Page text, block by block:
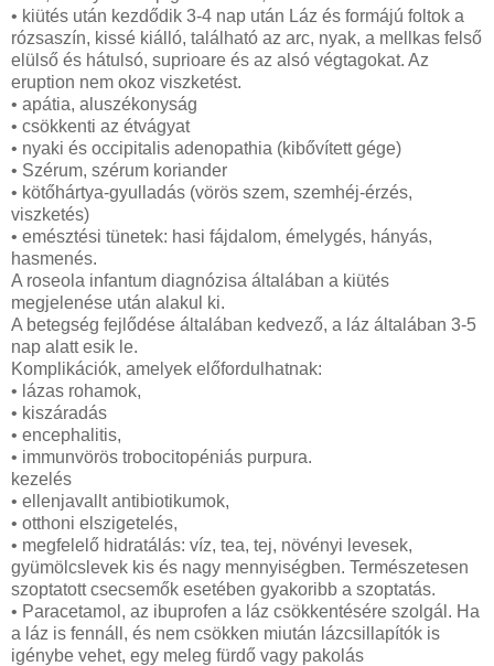
• kiütés után kezdődik 3-4 nap után Láz és formájú foltok a
rózsaszín, kissé kiálló, található az arc, nyak, a mellkas felső
elülső és hátulsó, suprioare és az alsó végtagokat. Az
eruption nem okoz viszketést.
• apátia, aluszékonyság
• csökkenti az étvágyat
• nyaki és occipitalis adenopathia (kibővített gége)
• Szérum, szérum koriander
• kötőhártya-gyulladás (vörös szem, szemhéj-érzés,
viszketés)
• emésztési tünetek: hasi fájdalom, émelygés, hányás,
hasmenés.
A roseola infantum diagnózisa általában a kiütés
megjelenése után alakul ki.
A betegség fejlődése általában kedvező, a láz általában 3-5
nap alatt esik le.
Komplikációk, amelyek előfordulhatnak:
• lázas rohamok,
• kiszáradás
• encephalitis,
• immunvörös trobocitopéniás purpura.
kezelés
• ellenjavallt antibiotikumok,
• otthoni elszigetelés,
• megfelelő hidratálás: víz, tea, tej, növényi levesek,
gyümölcslevek kis és nagy mennyiségben. Természetesen
szoptatott csecsemők esetében gyakoribb a szoptatás.
• Paracetamol, az ibuprofen a láz csökkentésére szolgál. Ha
a láz is fennáll, és nem csökken miután lázcsillapítók is
igénybe vehet, egy meleg fürdő vagy pakolás